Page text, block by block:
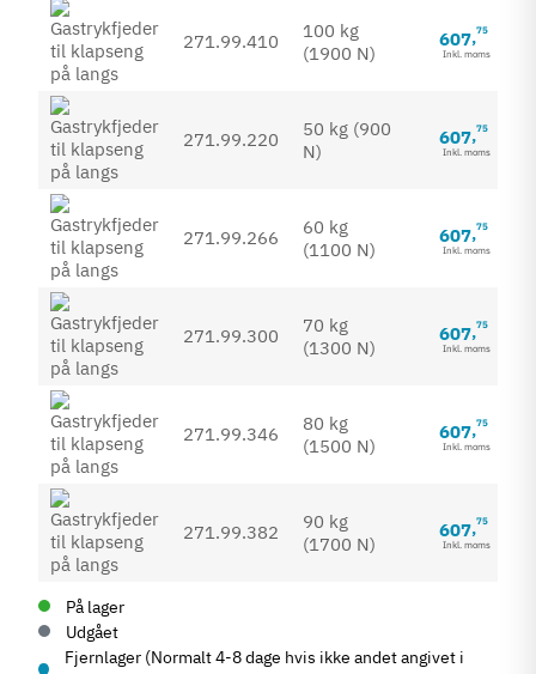
271.99.410
100 kg
(1900 N)
607,75
Inkl. moms
271.99.220
50 kg (900
N)
607,75
Inkl. moms
271.99.266
60 kg
(1100 N)
607,75
Inkl. moms
271.99.300
70 kg
(1300 N)
607,75
Inkl. moms
271.99.346
80 kg
(1500 N)
607,75
Inkl. moms
271.99.382
90 kg
(1700 N)
607,75
Inkl. moms
På lager
Udgået
Fjernlager (Normalt 4-8 dage hvis ikke andet angivet i